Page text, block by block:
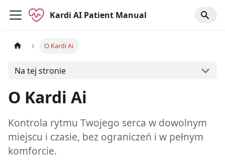
Kardi AI Patient Manual
O Kardi Ai
Na tej stronie
O Kardi Ai
Kontrola rytmu Twojego serca w dowolnym
miejscu i czasie, bez ograniczeń i w pełnym
komforcie.